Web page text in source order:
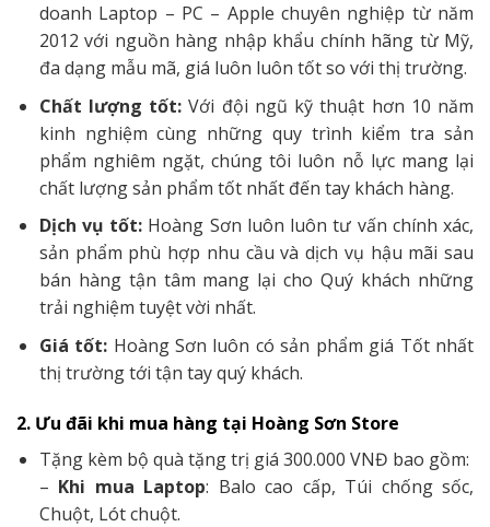
doanh Laptop – PC – Apple chuyên nghiệp từ năm
2012 với nguồn hàng nhập khẩu chính hãng từ Mỹ,
đa dạng mẫu mã, giá luôn luôn tốt so với thị trường.
Chất lượng tốt: Với đội ngũ kỹ thuật hơn 10 năm
kinh nghiệm cùng những quy trình kiểm tra sản
phẩm nghiêm ngặt, chúng tôi luôn nỗ lực mang lại
chất lượng sản phẩm tốt nhất đến tay khách hàng.
Dịch vụ tốt: Hoàng Sơn luôn luôn tư vấn chính xác,
sản phẩm phù hợp nhu cầu và dịch vụ hậu mãi sau
bán hàng tận tâm mang lại cho Quý khách những
trải nghiệm tuyệt vời nhất.
Giá tốt: Hoàng Sơn luôn có sản phẩm giá Tốt nhất
thị trường tới tận tay quý khách.
2. Ưu đãi khi mua hàng tại Hoàng Sơn Store
Tặng kèm bộ quà tặng trị giá 300.000 VNĐ bao gồm:
– Khi mua Laptop: Balo cao cấp, Túi chống sốc,
Chuột, Lót chuột.